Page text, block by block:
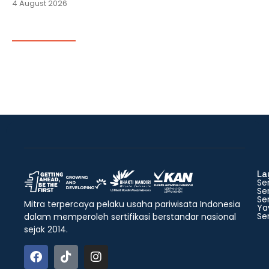
4 August 2026
Mitra terpercaya pelaku usaha pariwisata Indonesia
dalam memperoleh sertifikasi berstandar nasional
sejak 2014.